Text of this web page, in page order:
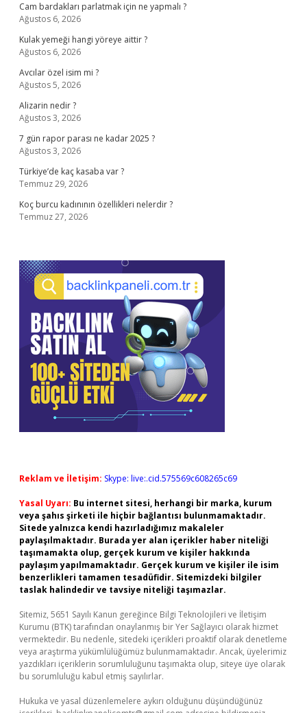
Cam bardakları parlatmak için ne yapmalı ?
Ağustos 6, 2026
Kulak yemeği hangi yöreye aittir ?
Ağustos 6, 2026
Avcılar özel isim mi ?
Ağustos 5, 2026
Alizarin nedir ?
Ağustos 3, 2026
7 gün rapor parası ne kadar 2025 ?
Ağustos 3, 2026
Türkiye’de kaç kasaba var ?
Temmuz 29, 2026
Koç burcu kadınının özellikleri nelerdir ?
Temmuz 27, 2026
Reklam ve İletişim: Skype: live:.cid.575569c608265c69
Yasal Uyarı: Bu internet sitesi, herhangi bir marka, kurum
veya şahıs şirketi ile hiçbir bağlantısı bulunmamaktadır.
Sitede yalnızca kendi hazırladığımız makaleler
paylaşılmaktadır. Burada yer alan içerikler haber niteliği
taşımamakta olup, gerçek kurum ve kişiler hakkında
paylaşım yapılmamaktadır. Gerçek kurum ve kişiler ile isim
benzerlikleri tamamen tesadüfidir. Sitemizdeki bilgiler
taslak halindedir ve tavsiye niteliği taşımazlar.
Sitemiz, 5651 Sayılı Kanun gereğince Bilgi Teknolojileri ve İletişim
Kurumu (BTK) tarafından onaylanmış bir Yer Sağlayıcı olarak hizmet
vermektedir. Bu nedenle, sitedeki içerikleri proaktif olarak denetleme
veya araştırma yükümlülüğümüz bulunmamaktadır. Ancak, üyelerimiz
yazdıkları içeriklerin sorumluluğunu taşımakta olup, siteye üye olarak
bu sorumluluğu kabul etmiş sayılırlar.
Hukuka ve yasal düzenlemelere aykırı olduğunu düşündüğünüz